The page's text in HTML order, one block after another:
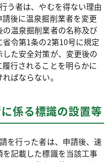
う者は、やむを得ない理由
後に温泉掘削業者を変更
温泉掘削業者の名称及び
令第1条の2第10号に規定
た安全対策が、変更後の
行されることを明らかに
ばならない。
係る標識の設置等
を行った者は、申請後、速
記載した標識を当該工事